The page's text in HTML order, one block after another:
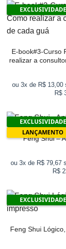
EXCLUSIVIDADE
E-book#3-Curso
realizar a
ou 3x de R$ 13,00
R$
EXCLUSIVIDADE
LANÇAMENTO
Feng Shui –
ou 3x de R$ 79,67
R$
EXCLUSIVIDADE
Feng Shui